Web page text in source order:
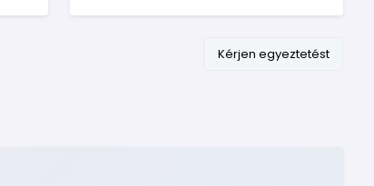
Kérjen egyeztetést